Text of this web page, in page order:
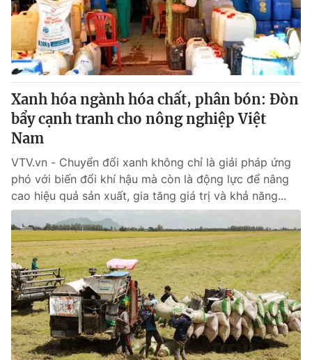
Xanh hóa ngành hóa chất, phân bón: Đòn
bẩy cạnh tranh cho nông nghiệp Việt
Nam
VTV.vn - Chuyển đổi xanh không chỉ là giải pháp ứng
phó với biến đổi khí hậu mà còn là động lực để nâng
cao hiệu quả sản xuất, gia tăng giá trị và khả năng...